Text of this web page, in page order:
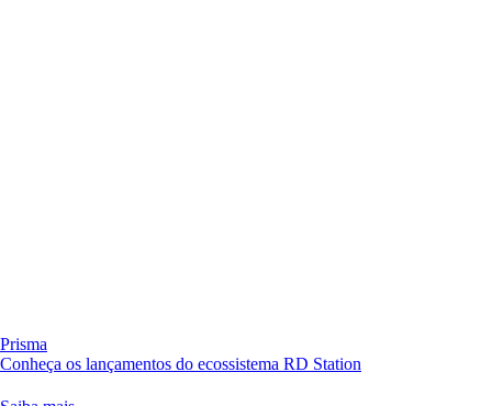
Prisma
Conheça os lançamentos do ecossistema RD Station